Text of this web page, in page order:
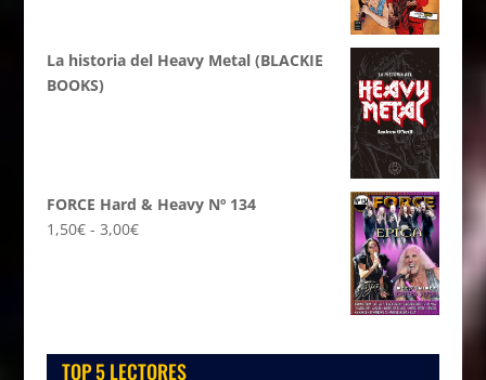
La historia del Heavy Metal (BLACKIE
BOOKS)
FORCE Hard & Heavy Nº 134
1,50€ - 3,00€Rango
hasta
TOP 5 LECTORES